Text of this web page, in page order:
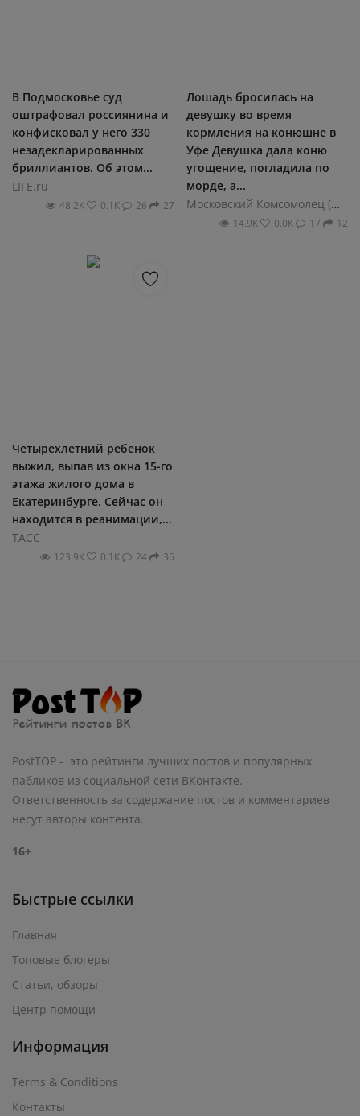
В Подмосковье суд
оштрафовал россиянина и
конфисковал у него 330
незадекларированных
бриллиантов. Об этом...
LIFE.ru
48.2К 0.1К 26 27
Лошадь бросилась на
девушку во время
кормления на конюшне в
Уфе Девушка дала коню
угощение, погладила по
морде, а...
Московский Комсомолец (МК)
14.9К 0.0К 17 12
Четырехлетний ребенок
выжил, выпав из окна 15-го
этажа жилого дома в
Екатеринбурге. Сейчас он
находится в реанимации,...
ТАСС
123.9К 0.1К 24 36
PostTOP - это рейтинги лучших постов и популярных
пабликов из социальной сети ВКонтакте.
Ответственность за содержание постов и комментариев
несут авторы контента.
16+
Быстрые ссылки
Главная
Топовые блогеры
Статьи, обзоры
Центр помощи
Информация
Terms & Conditions
Контакты